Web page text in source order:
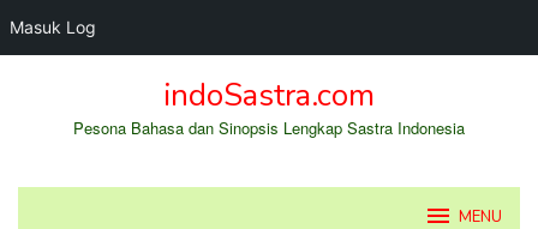
Masuk Log
indoSastra.com
Pesona Bahasa dan Sinopsis Lengkap Sastra Indonesia
MENU